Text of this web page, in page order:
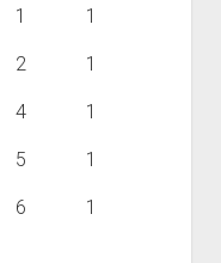
1 1
2 1
4 1
5 1
6 1